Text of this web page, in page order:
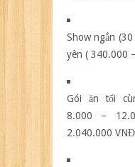
Show ngắn
yên ( 340.000
Gói ăn tối
8.000 –
2.040.000